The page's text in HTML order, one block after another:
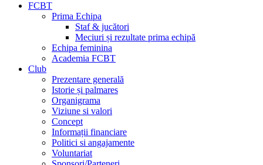
FCBT
Prima Echipa
Staf & jucători
Meciuri și rezultate prima echipă
Echipa feminina
Academia FCBT
Club
Prezentare generală
Istorie și palmares
Organigrama
Viziune si valori
Concept
Informații financiare
Politici si angajamente
Voluntariat